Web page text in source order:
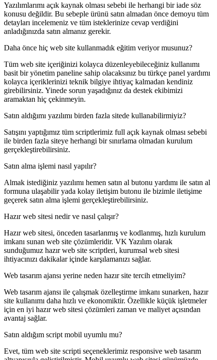
Yazılımlarımı açık kaynak olması sebebi ile herhangi bir iade söz
konusu değildir. Bu sebeple ürünü satın almadan önce demoyu tüm
detayları incelemeniz ve tüm isteklerinize cevap verdiğini
anladığınızda satın almanız gerekir.
Daha önce hiç web site kullanmadık eğitim veriyor musunuz?
Tüm web site içeriğinizi kolayca düzenleyebileceğiniz kullanımı
basit bir yönetim paneline sahip olacaksınız bu türkçe panel yardımı
kolayca içeriklerinizi teknik bilgiye ihtiyaç kalmadan kendiniz
girebilirsiniz. Yinede sorun yaşadığınız da destek ekibimizi
aramaktan hiç çekinmeyin.
Satın aldığımı yazılımı birden fazla sitede kullanabilirmiyiz?
Satışını yaptığımız tüm scriptlerimiz full açık kaynak olması sebebi
ile birden fazla siteye herhangi bir sınırlama olmadan kurulum
gerçekleştirebilirsiniz.
Satın alma işlemi nasıl yapılır?
Almak istediğiniz yazılımı hemen satın al butonu yardımı ile satın al
formuna ulaşabilir yada kolay iletişim butonu ile bizimle iletişime
geçerek satın alma işlemi gerçekleştirebilirsiniz.
Hazır web sitesi nedir ve nasıl çalışır?
Hazır web sitesi, önceden tasarlanmış ve kodlanmış, hızlı kurulum
imkanı sunan web site çözümleridir. VK Yazılım olarak
sunduğumuz hazır web site scriptleri, kurumsal web sitesi
ihtiyacınızı dakikalar içinde karşılamanızı sağlar.
Web tasarım ajansı yerine neden hazır site tercih etmeliyim?
Web tasarım ajansı ile çalışmak özelleştirme imkanı sunarken, hazır
site kullanımı daha hızlı ve ekonomiktir. Özellikle küçük işletmeler
için en iyi hazır web sitesi çözümleri zaman ve maliyet açısından
avantaj sağlar.
Satın aldığım script mobil uyumlu mu?
Evet, tüm web site scripti seçeneklerimiz responsive web tasarım